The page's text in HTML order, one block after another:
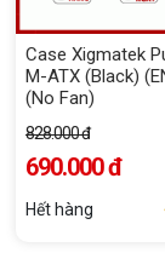
Case Xigmatek
M-ATX (Black)
(No Fan)
828.000 đ
690.000 đ
Hết hàng